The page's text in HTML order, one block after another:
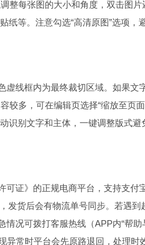
整每张图的大小和角度，双击图
等。注意勾选“高清原图”选项，
虚线框内为最终裁切区域。如果文
多，可在编辑页选择“缩放至页
识别文字和主体，一键调整版式
证》的正规电商平台，支持支付
发货后会有物流单号同步。若遇
况可拨打客服热线（APP内“帮
常时平台会先原路退回，处理时